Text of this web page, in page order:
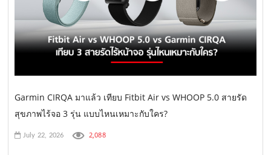
Garmin CIRQA มาแล้ว เทียบ Fitbit Air vs WHOOP 5.0 สายรัด
สุขภาพไร้จอ 3 รุ่น แบบไหนเหมาะกับใคร?
July 22, 2026 2,088